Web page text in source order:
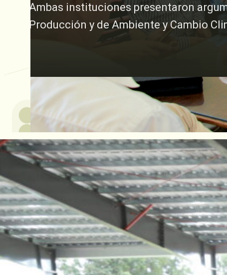
Ambas instituciones presentaron
Producción y de Ambiente y Cambio
15 marzo, 2023
En la mañana de este Miércoles 15
Universidad Católica de Santa Fe
delMinisterio de la Producción,
Cambio Climático,los resultados del
ambas instituciones en torno a la
partir de la iniciativa“Reserva
El trabajo de investigación llevado
Forestal y Federalpermitió
los tres departamentos del centro
efectiva.